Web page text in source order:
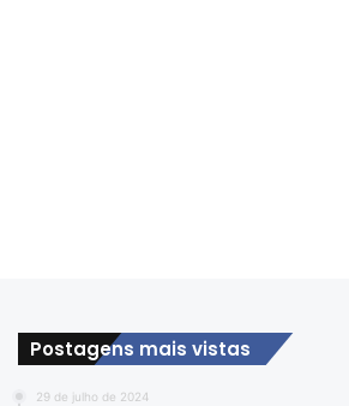
Postagens mais vistas
29 de julho de 2024